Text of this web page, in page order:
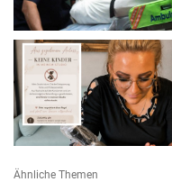
Ähnliche Themen